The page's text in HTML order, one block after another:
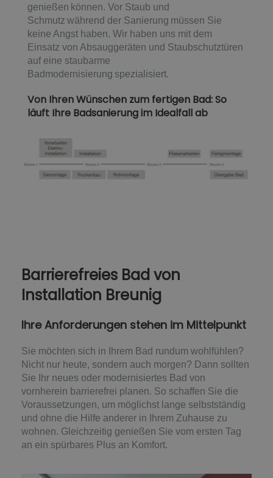
genießen können. Vor Staub und
Schmutz während der Sanierung müssen Sie
keine Angst haben. Wir haben uns mit dem
Einsatz von Absauggeräten und Staubschutztüren
auf eine staubarme
Badmodernisierung spezialisiert.
Von Ihren Wünschen zum fertigen Bad: So
läuft Ihre Badsanierung im Idealfall ab
Barrierefreies Bad von
Installation Breunig
Ihre Anforderungen stehen im Mittelpunkt
Sie möchten sich in Ihrem Bad rundum wohlfühlen?
Nicht nur heute, sondern auch morgen? Dann sollten
Sie Ihr neues oder modernisiertes Bad von
vornherein barrierefrei planen. So schaffen Sie die
Voraussetzungen, um möglichst lange selbstständig
und ohne die Hilfe anderer in Ihrem Zuhause zu
wohnen. Gleichzeitig genießen Sie vom ersten Tag
an ein spürbares Plus an Komfort.